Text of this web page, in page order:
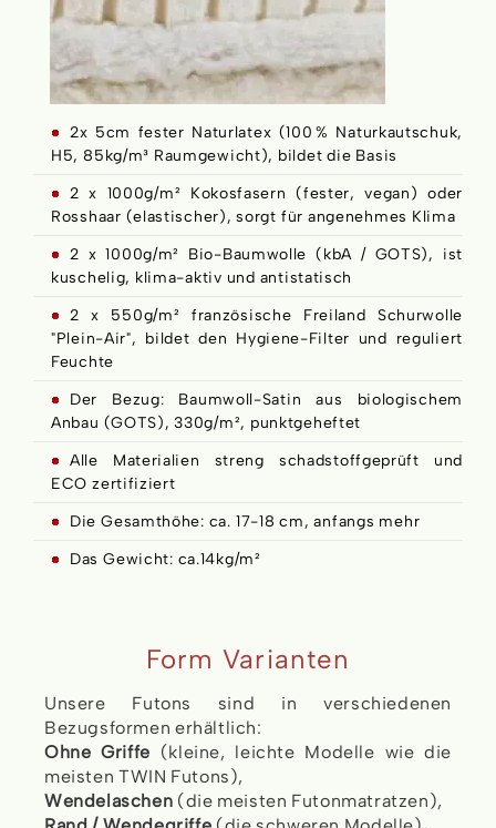
2x 5cm fester Naturlatex (100 % Naturkautschuk,
H5, 85kg/m³ Raumgewicht), bildet die Basis
2 x 1000g/m² Kokosfasern (fester, vegan) oder
Rosshaar (elastischer), sorgt für angenehmes Klima
2 x 1000g/m² Bio-Baumwolle (kbA / GOTS), ist
kuschelig, klima-aktiv und antistatisch
2 x 550g/m² französische Freiland Schurwolle
"Plein-Air", bildet den Hygiene-Filter und reguliert
Feuchte
Der Bezug: Baumwoll-Satin aus biologischem
Anbau (GOTS), 330g/m², punktgeheftet
Alle Materialien streng schadstoffgeprüft und
ECO zertifiziert
Die Gesamthöhe: ca. 17-18 cm, anfangs mehr
Das Gewicht: ca.14kg/m²
Form Varianten
Unsere Futons sind in verschiedenen
Bezugsformen erhältlich:
Ohne Griffe (kleine, leichte Modelle wie die
meisten TWIN Futons),
Wendelaschen (die meisten Futonmatratzen),